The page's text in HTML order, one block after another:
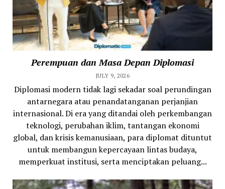
Perempuan dan Masa Depan Diplomasi
JULY 9, 2026
Diplomasi modern tidak lagi sekadar soal perundingan
antarnegara atau penandatanganan perjanjian
internasional. Di era yang ditandai oleh perkembangan
teknologi, perubahan iklim, tantangan ekonomi
global, dan krisis kemanusiaan, para diplomat dituntut
untuk membangun kepercayaan lintas budaya,
memperkuat institusi, serta menciptakan peluang...